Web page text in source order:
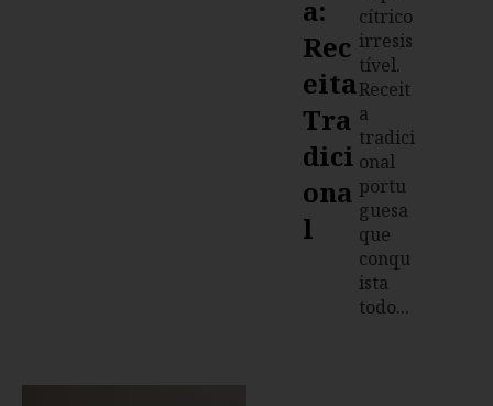
A:
Rec
Eita
Tra
Dici
Ona
L
cítrico
irresis
tível.
Receit
a
tradici
onal
portu
guesa
que
conqu
ista
todo...